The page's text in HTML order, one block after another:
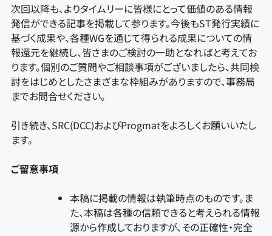
次回以降も、よりタイムリーに皆様にとって価値のある情報
発信ができる記事を掲載して参ります。今後もST発行実績に
基づく成果や、各種WGを通じて得られる成果についての情
報還元を継続し、皆さまのご検討の一助となればと考えてお
ります。個別のご質問やご相談事項がございましたら、共同検
討をはじめとしたさまざまな枠組みがありますので、事務局
までお問合せください。
引き続き、SRC(DCC)およびProgmatをよろしくお願いいたし
ます。
ご留意事項
本稿に掲載の情報は執筆時点のものです。ま
た、本稿は各種の信頼できると考えられる情報
源から作成しておりますが、その正確性・完全